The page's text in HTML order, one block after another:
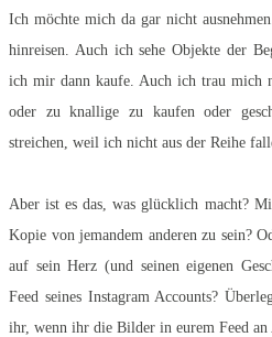
Ich möchte mich da gar nicht
hinreisen. Auch ich sehe Objekte der
ich mir dann kaufe. Auch ich trau mich
oder zu knallige zu kaufen oder
streichen, weil ich nicht aus der Reihe
Aber ist es das, was glücklich macht?
Kopie von jemandem anderen zu sein?
auf sein Herz (und seinen eigenen
Feed seines Instagram Accounts?
ihr, wenn ihr die Bilder in eurem Feed an